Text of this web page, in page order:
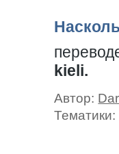
kieli.
Автор:
Тематики: